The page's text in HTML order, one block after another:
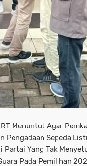
Menuntut Agar
Pengadaan Sepeda
Partai Yang Tak
Pada Pemilihan